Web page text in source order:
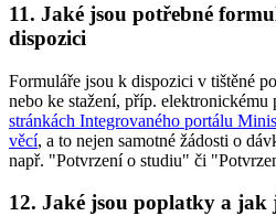
11. Jaké jsou potřebné
dispozici
Formuláře jsou k dispozici v tištěné
nebo ke stažení, příp. elektronickému
stránkách Integrovaného portálu
věcí, a to nejen samotné žádosti o
např. "Potvrzení o studiu" či
12. Jaké jsou poplatky a jak